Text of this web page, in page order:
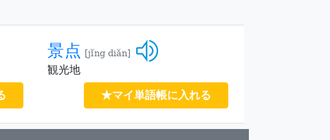
景点 [jǐng diǎn]
観光地
★マイ単語帳に入れる